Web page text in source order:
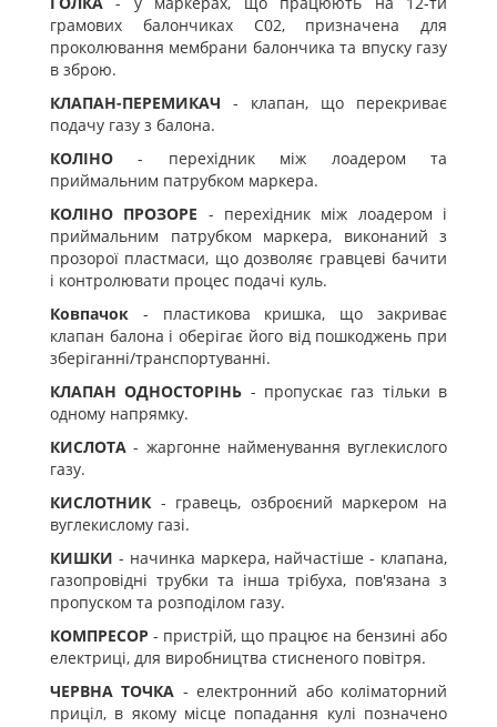
грамових балончиках С02, призначена для
проколювання мембрани балончика та впуску газу
в зброю.
КЛАПАН-ПЕРЕМИКАЧ - клапан, що перекриває
подачу газу з балона.
КОЛІНО - перехідник між лоадером та
приймальним патрубком маркера.
КОЛІНО ПРОЗОРЕ - перехідник між лоадером і
приймальним патрубком маркера, виконаний з
прозорої пластмаси, що дозволяє гравцеві бачити
і контролювати процес подачі куль.
Ковпачок - пластикова кришка, що закриває
клапан балона і оберігає його від пошкоджень при
зберіганні/транспортуванні.
КЛАПАН ОДНОСТОРІНЬ - пропускає газ тільки в
одному напрямку.
КИСЛОТА - жаргонне найменування вуглекислого
газу.
КИСЛОТНИК - гравець, озброєний маркером на
вуглекислому газі.
КИШКИ - начинка маркера, найчастіше - клапана,
газопровідні трубки та інша трібуха, пов'язана з
пропуском та розподілом газу.
КОМПРЕСОР - пристрій, що працює на бензині або
електриці, для виробництва стисненого повітря.
ЧЕРВНА ТОЧКА - електронний або коліматорний
приціл, в якому місце попадання кулі позначено